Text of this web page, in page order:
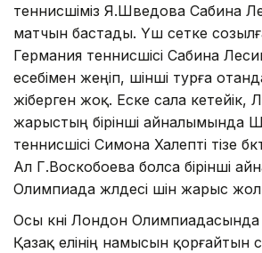
теннисшіміз Я.Шведова Сабина
матчын бастады. Үш сетке
Германия теннисшісі Сабина
есебімен жеңіп, үшінші турға
жіберген жоқ. Еске сала кетейік,
жарыстың бірінші айналымында
теннисшісі Симона Халепті тізе
Ал Г.Воскобоева болса бірінші
Олимпиада жүлдесі үшін жарыс
Осы күні Лондон
Қазақ елінің намысын